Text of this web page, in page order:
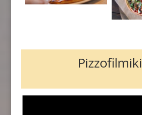
Pizzofilmiki